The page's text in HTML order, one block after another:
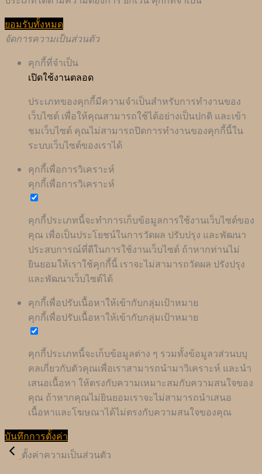
ยอมรับทั้งหมด
จัดการความเป็นส่วนตัว
คุกกี้ที่จำเป็น
เปิดใช้งานตลอด
ประเภทของคุกกี้มีความจำเป็นสำหรับการทำงานของ
เว็บไซต์ เพื่อให้คุณสามารถใช้ได้อย่างเป็นปกติ และเข้า
ชมเว็บไซต์ คุณไม่สามารถปิดการทำงานของคุกกี้นี้ใน
ระบบเว็บไซต์ของเราได้
คุกกี้เพื่อการวิเคราะห์
คุกกี้เพื่อการวิเคราะห์
คุกกี้ประเภทนี้จะทำการเก็บข้อมูลการใช้งานเว็บไซต์ของ
คุณ เพื่อเป็นประโยชน์ในการวัดผล ปรับปรุง และพัฒนา
ประสบการณ์ที่ดีในการใช้งานเว็บไซต์ ถ้าหากท่านไม่
ยินยอมให้เราใช้คุกกี้นี้ เราจะไม่สามารถวัดผล ปรังปรุง
และพัฒนาเว็บไซต์ได้
คุกกี้เพื่อปรับเนื้อหาให้เข้ากับกลุ่มเป้าหมาย
คุกกี้เพื่อปรับเนื้อหาให้เข้ากับกลุ่มเป้าหมาย
คุกกี้ประเภทนี้จะเก็บข้อมูลต่าง ๆ รวมทั้งข้อมูลวส่วนบบุ
คลเกี่ยวกับตัวคุณเพื่อเราสามารถนำมาวิเคราะห์ และนำ
เสนอเนื้อหา ให้ตรงกับความเหมาะสมกับความสนใจของ
คุณ ถ้าหากคุณไม่ยินยอมเราจะไม่สามารถนำเสนอ
เนื้อหาและโฆษณาได้ไม่ตรงกับความสนใจของคุณ
บันทึกการตั้งค่า
ตั้งค่าความเป็นส่วนตัว